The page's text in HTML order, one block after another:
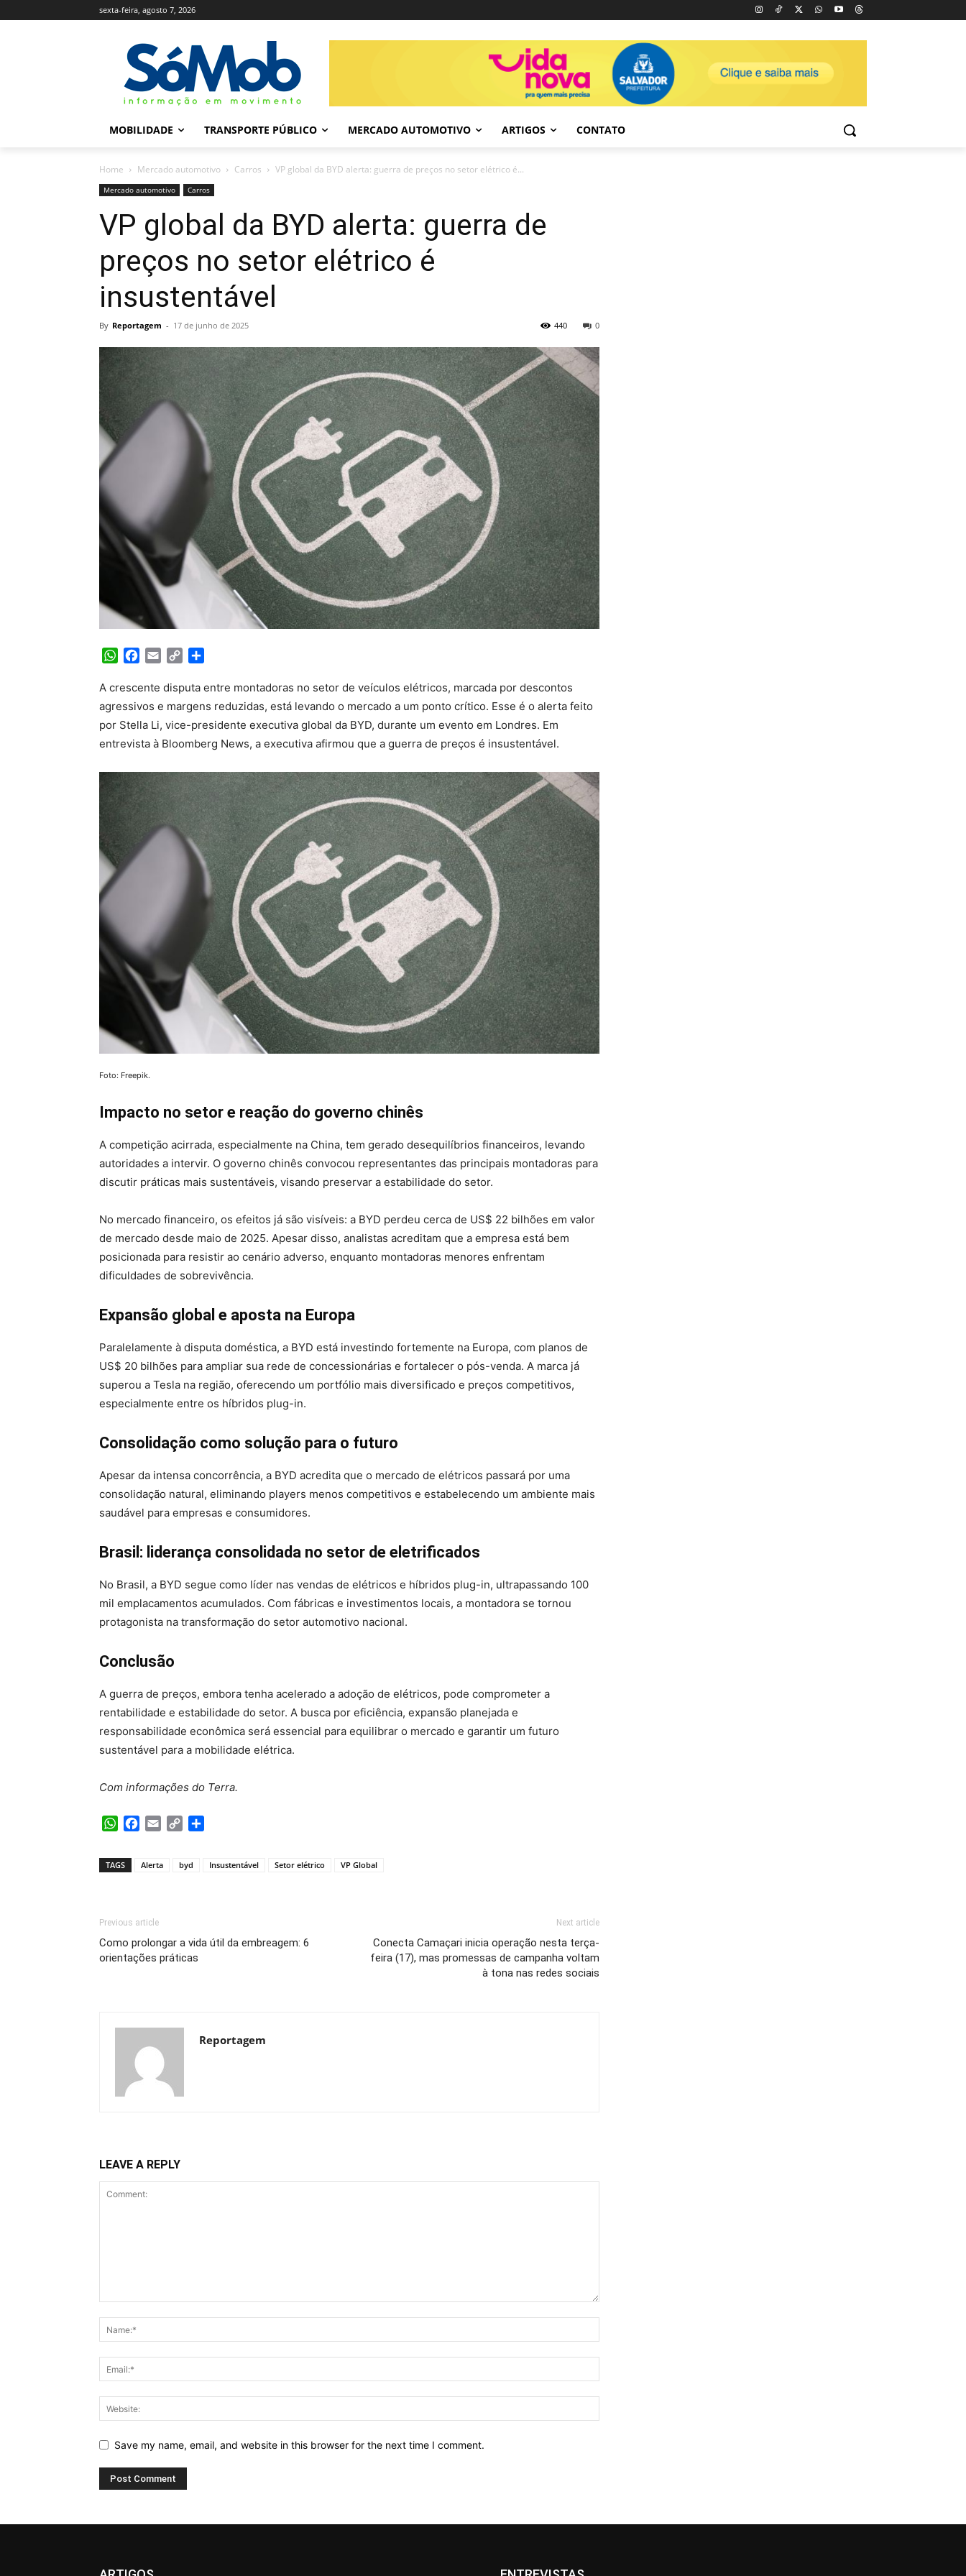
sexta-feira, agosto 7, 2026
MOBILIDADE TRANSPORTE PÚBLICO MERCADO AUTOMOTIVO ARTIGOS CONTATO
Home Mercado automotivo Carros VP global da BYD alerta: guerra de preços no setor elétrico é...
Mercado automotivo Carros
VP global da BYD alerta: guerra de
preços no setor elétrico é
insustentável
By Reportagem - 17 de junho de 2025 0
440
WhatsApp
Facebook
Email Copy
A crescente disputa entre montadoras no setor de veículos elétricos, marcada por descontos
agressivos e margens reduzidas, está levando o mercado a um ponto crítico. Esse é o alerta feito
por Stella Li, vice-presidente executiva global da BYD, durante um evento em Londres. Em
entrevista à Bloomberg News, a executiva afirmou que a guerra de preços é insustentável.
Foto: Freepik.
Impacto no setor e reação do governo chinês
A competição acirrada, especialmente na China, tem gerado desequilíbrios financeiros, levando
autoridades a intervir. O governo chinês convocou representantes das principais montadoras para
discutir práticas mais sustentáveis, visando preservar a estabilidade do setor.
No mercado financeiro, os efeitos já são visíveis: a BYD perdeu cerca de US$ 22 bilhões em valor
de mercado desde maio de 2025. Apesar disso, analistas acreditam que a empresa está bem
posicionada para resistir ao cenário adverso, enquanto montadoras menores enfrentam
dificuldades de sobrevivência.
Expansão global e aposta na Europa
Paralelamente à disputa doméstica, a BYD está investindo fortemente na Europa, com planos de
US$ 20 bilhões para ampliar sua rede de concessionárias e fortalecer o pós-venda. A marca já
superou a Tesla na região, oferecendo um portfólio mais diversificado e preços competitivos,
especialmente entre os híbridos plug-in.
Consolidação como solução para o futuro
Apesar da intensa concorrência, a BYD acredita que o mercado de elétricos passará por uma
consolidação natural, eliminando players menos competitivos e estabelecendo um ambiente mais
saudável para empresas e consumidores.
Brasil: liderança consolidada no setor de eletrificados
No Brasil, a BYD segue como líder nas vendas de elétricos e híbridos plug-in, ultrapassando 100
mil emplacamentos acumulados. Com fábricas e investimentos locais, a montadora se tornou
protagonista na transformação do setor automotivo nacional.
Conclusão
A guerra de preços, embora tenha acelerado a adoção de elétricos, pode comprometer a
rentabilidade e estabilidade do setor. A busca por eficiência, expansão planejada e
responsabilidade econômica será essencial para equilibrar o mercado e garantir um futuro
sustentável para a mobilidade elétrica.
Com informações do Terra.
WhatsApp
Facebook
Email Copy
TAGS Alerta byd Insustentável Setor elétrico VP Global
Previous article
Como prolongar a vida útil da embreagem: 6
orientações práticas
Next article
Conecta Camaçari inicia operação nesta terça-
feira (17), mas promessas de campanha voltam
à tona nas redes sociais
Reportagem
LEAVE A REPLY
Save my name, email, and website in this browser for the next time I comment.